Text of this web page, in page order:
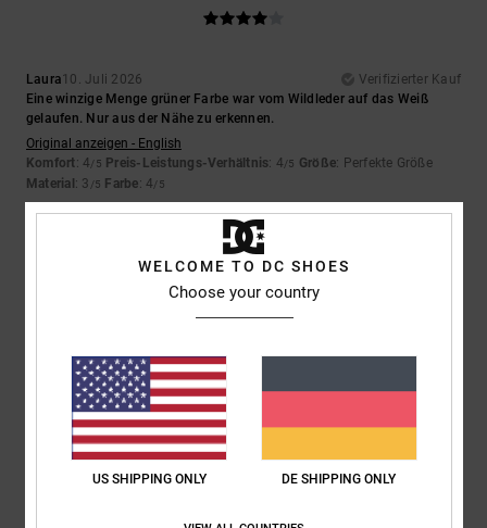
Laura10. Juli 2026
Verifizierter Kauf
Eine winzige Menge grüner Farbe war vom Wildleder auf das Weiß
gelaufen. Nur aus der Nähe zu erkennen.
Original anzeigen - English
Komfort: 4/5 Preis-Leistungs-Verhältnis: 4/5 Größe: Perfekte Größe
Material : 3 /5 Farbe: 4/5
5/5
9. Juli 2026
Verifizierter Kauf
Schöne Schuhe
Original anzeigen - Dutch
Komfort: 4/5 Preis-Leistungs-Verhältnis
Material: 5/5 Farbe: 5/5
Ich empfehle dieses Produkt
WELCOME TO DC SHOES
Choose your country
US SHIPPING ONLY DE SHIPPING ONLY